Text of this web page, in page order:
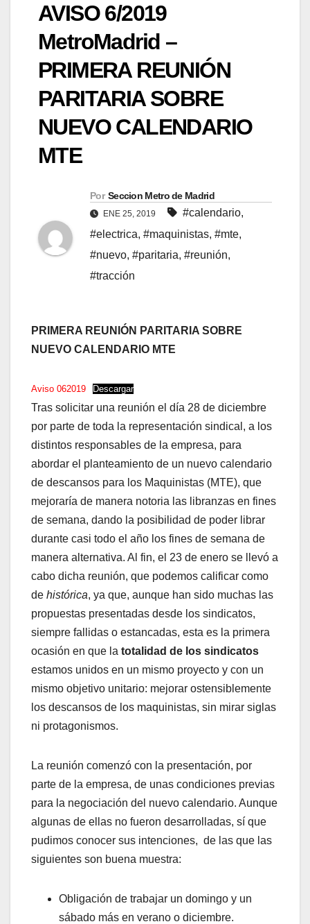
AVISO 6/2019
MetroMadrid –
PRIMERA REUNIÓN
PARITARIA SOBRE
NUEVO CALENDARIO
MTE
Por Seccion Metro de Madrid
ENE 25, 2019 #calendario,
#electrica, #maquinistas, #mte,
#nuevo, #paritaria, #reunión,
#tracción
PRIMERA REUNIÓN PARITARIA SOBRE
NUEVO CALENDARIO MTE
Aviso 062019 Descargar
Tras solicitar una reunión el día 28 de diciembre
por parte de toda la representación sindical, a los
distintos responsables de la empresa, para
abordar el planteamiento de un nuevo calendario
de descansos para los Maquinistas (MTE), que
mejoraría de manera notoria las libranzas en fines
de semana, dando la posibilidad de poder librar
durante casi todo el año los fines de semana de
manera alternativa. Al fin, el 23 de enero se llevó a
cabo dicha reunión, que podemos calificar como
de histórica, ya que, aunque han sido muchas las
propuestas presentadas desde los sindicatos,
siempre fallidas o estancadas, esta es la primera
ocasión en que la totalidad de los sindicatos
estamos unidos en un mismo proyecto y con un
mismo objetivo unitario: mejorar ostensiblemente
los descansos de los maquinistas, sin mirar siglas
ni protagonismos.
La reunión comenzó con la presentación, por
parte de la empresa, de unas condiciones previas
para la negociación del nuevo calendario. Aunque
algunas de ellas no fueron desarrolladas, sí que
pudimos conocer sus intenciones, de las que las
siguientes son buena muestra:
Obligación de trabajar un domingo y un
sábado más en verano o diciembre.